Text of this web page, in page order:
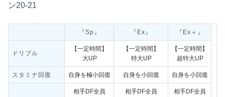
ン20‐21
『Sp』 『Ex』 『Ex＋』
ドリブル
【一定時間】
大UP
【一定時間】
特大UP
【一定時間】
超特大UP
スタミナ回復 自身を極小回復 自身を小回復 自身を小回復
相手DF全員
相手DF全員
相手DF全員